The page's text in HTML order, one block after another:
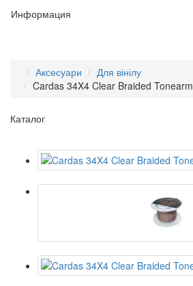
Информация
Аксесуари
Для вінілу
Cardas 34X4 Clear Braided
Каталог